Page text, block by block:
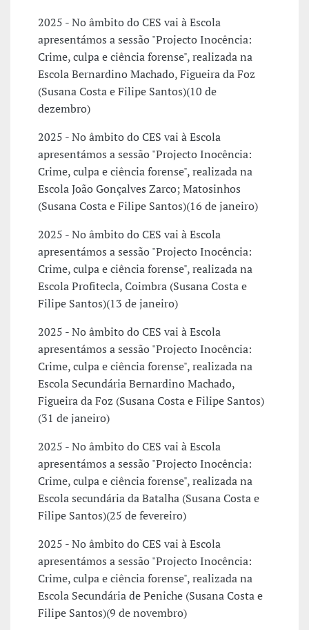
2025 - No âmbito do CES vai à Escola
apresentámos a sessão "Projecto Inocência:
Crime, culpa e ciência forense", realizada na
Escola Bernardino Machado, Figueira da Foz
(Susana Costa e Filipe Santos)(10 de
dezembro)
2025 - No âmbito do CES vai à Escola
apresentámos a sessão "Projecto Inocência:
Crime, culpa e ciência forense", realizada na
Escola João Gonçalves Zarco; Matosinhos
(Susana Costa e Filipe Santos)(16 de janeiro)
2025 - No âmbito do CES vai à Escola
apresentámos a sessão "Projecto Inocência:
Crime, culpa e ciência forense", realizada na
Escola Profitecla, Coimbra (Susana Costa e
Filipe Santos)(13 de janeiro)
2025 - No âmbito do CES vai à Escola
apresentámos a sessão "Projecto Inocência:
Crime, culpa e ciência forense", realizada na
Escola Secundária Bernardino Machado,
Figueira da Foz (Susana Costa e Filipe Santos)
(31 de janeiro)
2025 - No âmbito do CES vai à Escola
apresentámos a sessão "Projecto Inocência:
Crime, culpa e ciência forense", realizada na
Escola secundária da Batalha (Susana Costa e
Filipe Santos)(25 de fevereiro)
2025 - No âmbito do CES vai à Escola
apresentámos a sessão "Projecto Inocência:
Crime, culpa e ciência forense", realizada na
Escola Secundária de Peniche (Susana Costa e
Filipe Santos)(9 de novembro)